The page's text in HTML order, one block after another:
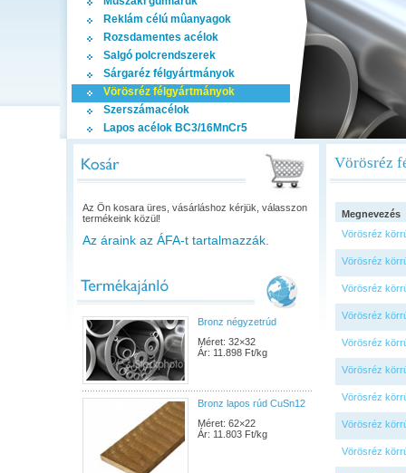
Reklám célú mûanyagok
Rozsdamentes acélok
Salgó polcrendszerek
Sárgaréz félgyártmányok
Vörösréz félgyártmányok
Szerszámacélok
Lapos acélok BC3/16MnCr5
Az Ön kosara üres, vásárláshoz kérjük, válasszon
termékeink közül!
Az áraink az ÁFA-t tartalmazzák.
Bronz négyzetrúd
Méret: 32×32
Ár: 11.898 Ft/kg
Bronz lapos rúd CuSn12
Méret: 62×22
Ár: 11.803 Ft/kg
Vörösréz
Megnevezés
Vörösréz
Vörösréz
Vörösréz
Vörösréz
Vörösréz
Vörösréz
Vörösréz
Vörösréz
Vörösréz